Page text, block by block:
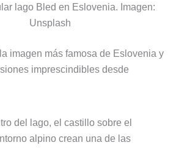
lago Bled en Eslovenia. Imagen:
Unsplash
imagen más famosa de Eslovenia y
imprescindibles desde
del lago, el castillo sobre el
alpino crean una de las